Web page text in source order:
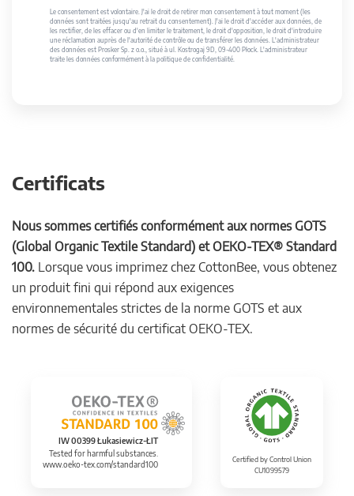
Le consentement est volontaire. J'ai le droit de retirer mon consentement à tout moment (les
données sont traitées jusqu'au retrait du consentement). J'ai le droit d'accéder aux données, de
les rectifier, de les effacer ou d'en limiter le traitement, le droit d'opposition, le droit d'introduire
une réclamation auprès de l'autorité de contrôle ou de transférer les données. L'administrateur
des données est Prosker Sp. z o.o., situé à ul. Kostrogaj 9D, 09-400 Płock. L'administrateur
traite les données conformément à la politique de confidentialité.
Certificats
Nous sommes certifiés conformément aux normes GOTS
(Global Organic Textile Standard) et OEKO-TEX® Standard
100. Lorsque vous imprimez chez CottonBee, vous obtenez
un produit fini qui répond aux exigences
environnementales strictes de la norme GOTS et aux
normes de sécurité du certificat OEKO-TEX.
IW 00399 Łukasiewicz-ŁIT
Tested for harmful substances.
www.oeko-tex.com/standard100
Certified by Control Union
CU1099579